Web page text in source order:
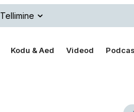
Tellimine
Kodu & Aed Videod